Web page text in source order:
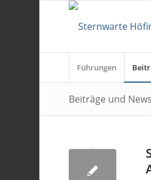
Führungen
Beiträge und News